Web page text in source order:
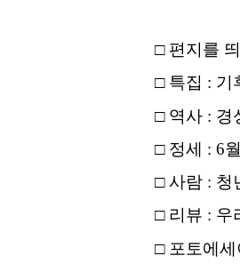
□ 편지를
□ 특집 : 기
□ 역사 : 경
□ 정세 : 6
□ 사람 : 청
□ 리뷰 : 우
□ 포토에세